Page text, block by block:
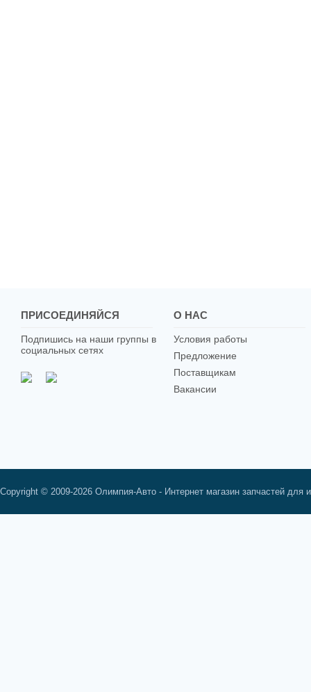
ПРИСОЕДИНЯЙСЯ
Подпишись на наши группы в
социальных сетях
О НАС
Условия работы
Предложение
Поставщикам
Вакансии
Copyright © 2009-2026 Олимпия-Авто - Интернет магазин запчастей для